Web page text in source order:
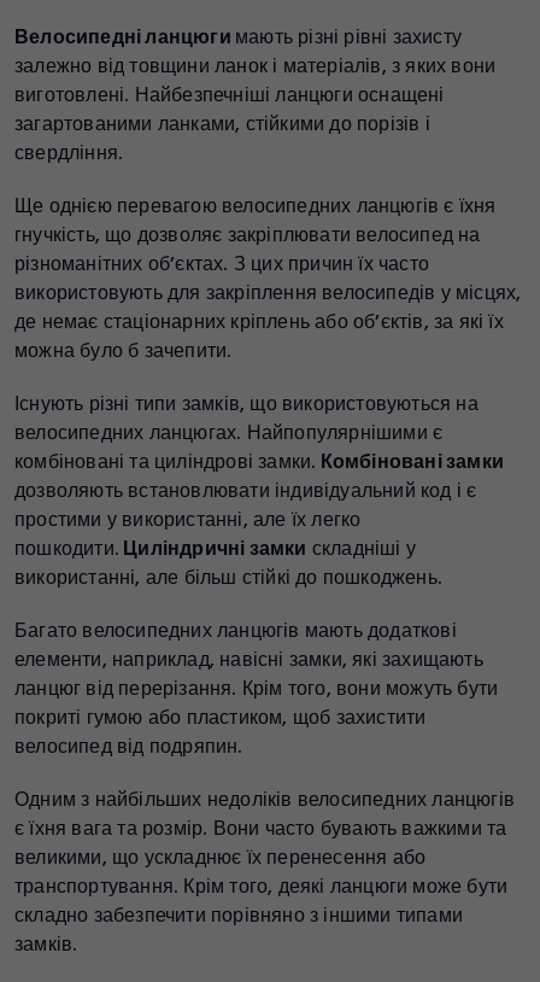
Велосипедні ланцюги мають різні рівні захисту
залежно від товщини ланок і матеріалів, з яких вони
виготовлені. Найбезпечніші ланцюги оснащені
загартованими ланками, стійкими до порізів і
свердління.
Ще однією перевагою велосипедних ланцюгів є їхня
гнучкість, що дозволяє закріплювати велосипед на
різноманітних об’єктах. З цих причин їх часто
використовують для закріплення велосипедів у місцях,
де немає стаціонарних кріплень або об’єктів, за які їх
можна було б зачепити.
Існують різні типи замків, що використовуються на
велосипедних ланцюгах. Найпопулярнішими є
комбіновані та циліндрові замки. Комбіновані замки
дозволяють встановлювати індивідуальний код і є
простими у використанні, але їх легко
пошкодити. Циліндричні замки складніші у
використанні, але більш стійкі до пошкоджень.
Багато велосипедних ланцюгів мають додаткові
елементи, наприклад, навісні замки, які захищають
ланцюг від перерізання. Крім того, вони можуть бути
покриті гумою або пластиком, щоб захистити
велосипед від подряпин.
Одним з найбільших недоліків велосипедних ланцюгів
є їхня вага та розмір. Вони часто бувають важкими та
великими, що ускладнює їх перенесення або
транспортування. Крім того, деякі ланцюги може бути
складно забезпечити порівняно з іншими типами
замків.